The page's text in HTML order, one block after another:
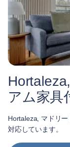
アム家具
Hortaleza, マドリ
対応しています。